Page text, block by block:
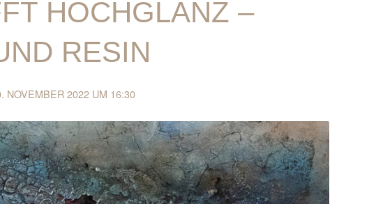
HOCHGLANZ –
RESIN
NOVEMBER 2022 UM 16:30